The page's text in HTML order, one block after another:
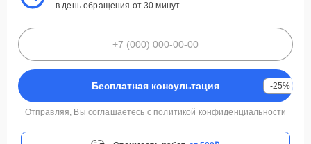
в день обращения от 30 минут
Бесплатная консультация -25%
Отправляя, Вы соглашаетесь с политикой конфиденциальности